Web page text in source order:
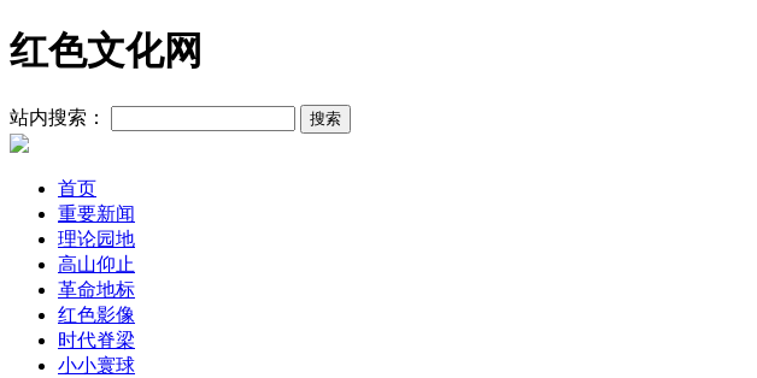
红色文化网
站内搜索：
首页
重要新闻
理论园地
高山仰止
革命地标
红色影像
时代脊梁
小小寰球